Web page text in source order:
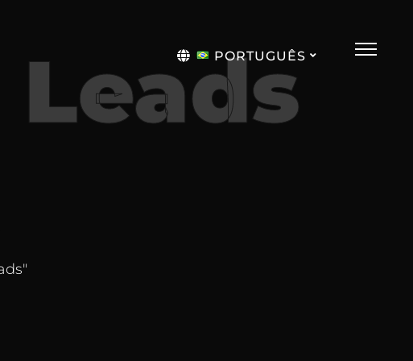
PORTUGUÊS
English